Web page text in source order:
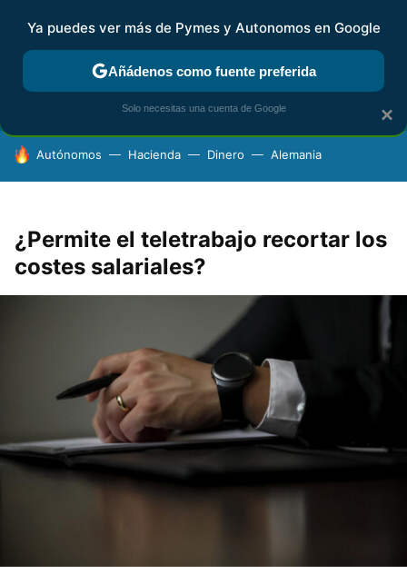
FISCALIDAD Y CONTABILIDAD KIT DIGITAL RENTA
HOY SE HABLA DE
Autónomos Hacienda Dinero Alemania
¿Permite el teletrabajo recortar los
costes salariales?
×
Ya puedes ver más de Pymes y Autonomos en Google
Añádenos como fuente preferida
Solo necesitas una cuenta de Google